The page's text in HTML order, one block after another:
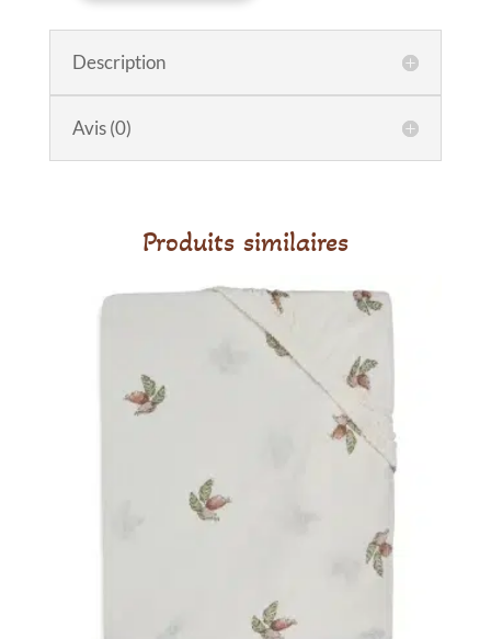
manches
amovibles
Roarsome
Description
Avis (0)
Produits similaires